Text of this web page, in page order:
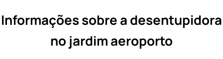
Informações sobre a desentupidora
no jardim aeroporto